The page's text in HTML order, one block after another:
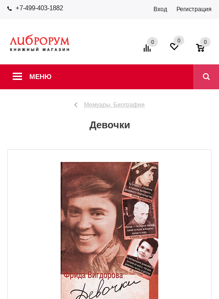
+7-499-403-1882 Вход Регистрация
МЕНЮ
0 0 0
Мемуары. Биографии
Девочки